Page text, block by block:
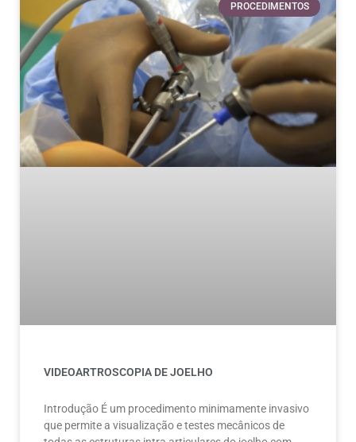
PROCEDIMENTOS
VIDEOARTROSCOPIA DE JOELHO
Introdução É um procedimento minimamente invasivo
que permite a visualização e testes mecânicos de